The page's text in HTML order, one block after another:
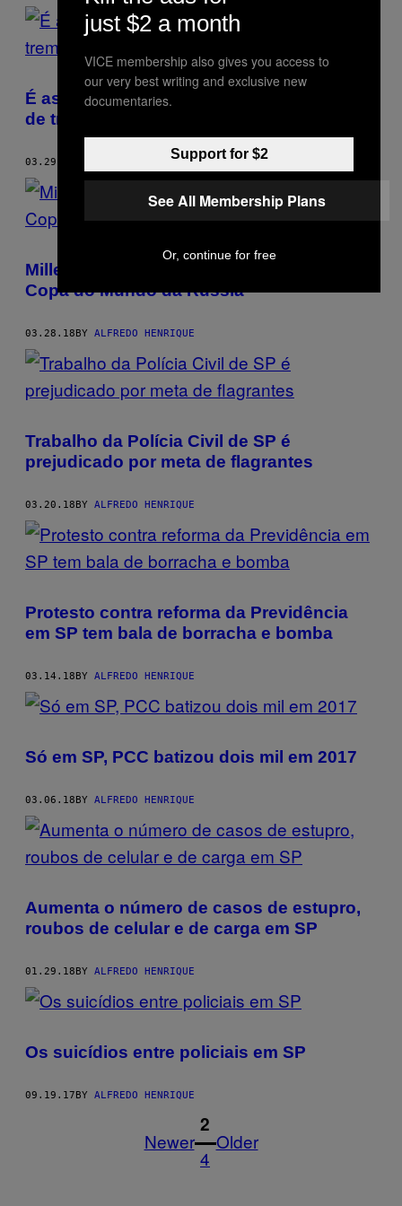
É assim que o paulistano volta pra casa
de trem quando chove em SP
03.29.18 ALFREDO HENRIQUE
Millennials contam o que levariam para a
Copa do Mundo da Rússia
03.28.18BY ALFREDO HENRIQUE
Trabalho da Polícia Civil de SP é
prejudicado por meta de flagrantes
03.20.18BY ALFREDO HENRIQUE
Protesto contra reforma da Previdência
em SP tem bala de borracha e bomba
03.14.18BY ALFREDO HENRIQUE
Só em SP, PCC batizou dois mil em 2017
03.06.18BY ALFREDO HENRIQUE
Aumenta o número de casos de estupro,
roubos de celular e de carga em SP
01.29.18BY ALFREDO HENRIQUE
Os suicídios entre policiais em SP
09.19.17BY ALFREDO HENRIQUE
Newer
1
2
4
Older
just $2 a month
VICE membership also gives you access to
our very best writing and exclusive new
documentaries.
Support for $2
See All Membership Plans
Or, continue for free